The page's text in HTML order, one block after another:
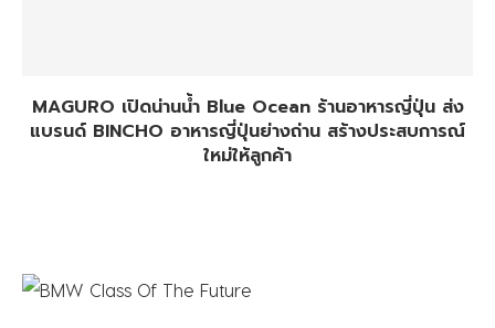
MAGURO เปิดน่านน้ำ Blue Ocean ร้านอาหารญี่ปุ่น ส่ง
แบรนด์ BINCHO อาหารญี่ปุ่นย่างถ่าน สร้างประสบการณ์
ใหม่ให้ลูกค้า